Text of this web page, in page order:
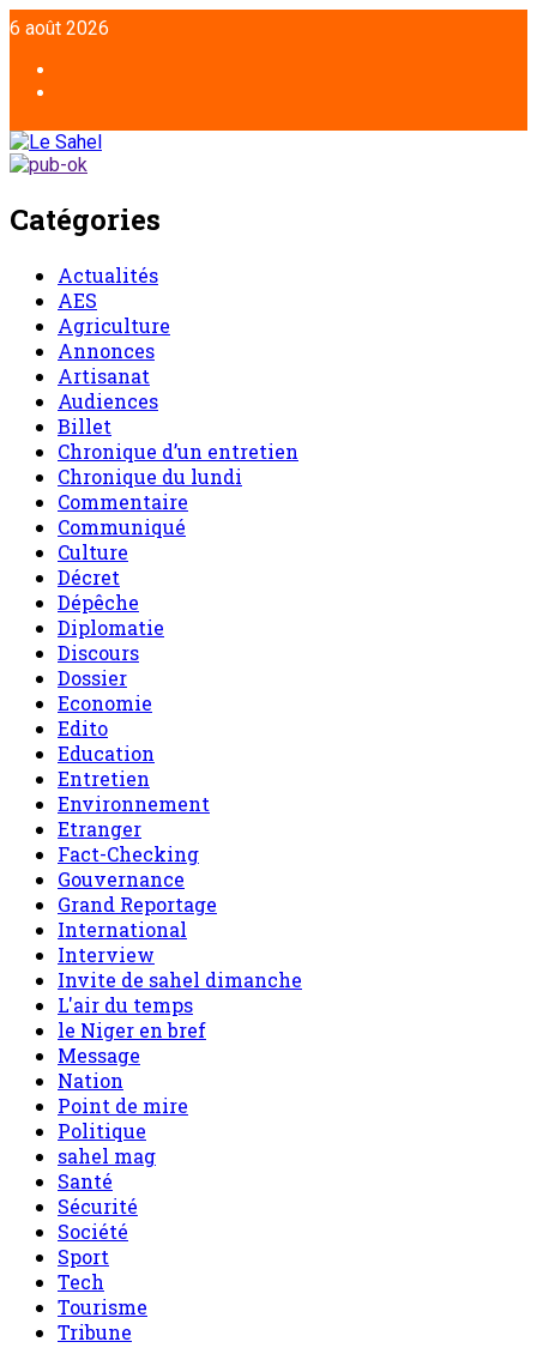
6 août 2026
Catégories
Actualités
AES
Agriculture
Annonces
Artisanat
Audiences
Billet
Chronique d’un entretien
Chronique du lundi
Commentaire
Communiqué
Culture
Décret
Dépêche
Diplomatie
Discours
Dossier
Economie
Edito
Education
Entretien
Environnement
Etranger
Fact-Checking
Gouvernance
Grand Reportage
International
Interview
Invite de sahel dimanche
L'air du temps
le Niger en bref
Message
Nation
Point de mire
Politique
sahel mag
Santé
Sécurité
Société
Sport
Tech
Tourisme
Tribune